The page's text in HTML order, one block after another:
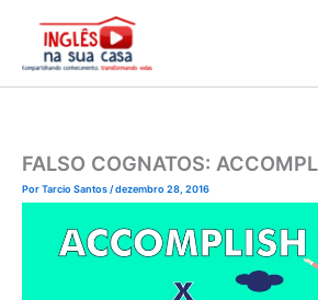
conteúdo
FALSO COGNATOS:
PorTarcio Santos/dezembro 28, 2016